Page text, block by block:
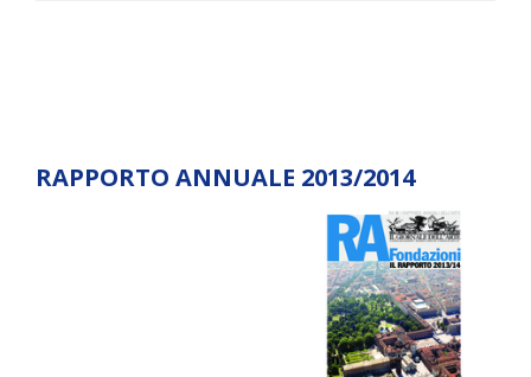
RAPPORTO ANNUALE 2013/2014